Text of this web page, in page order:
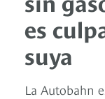
es
suya
La Autobahn